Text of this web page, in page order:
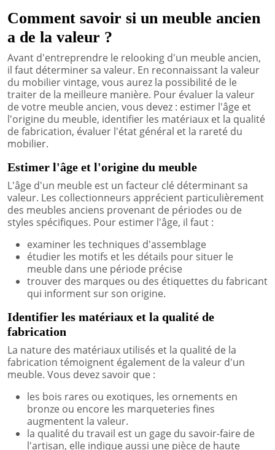
Comment savoir si un meuble ancien
a de la valeur ?
Avant d'entreprendre le relooking d'un meuble ancien,
il faut déterminer sa valeur. En reconnaissant la valeur
du mobilier vintage, vous aurez la possibilité de le
traiter de la meilleure manière. Pour évaluer la valeur
de votre meuble ancien, vous devez : estimer l'âge et
l'origine du meuble, identifier les matériaux et la qualité
de fabrication, évaluer l'état général et la rareté du
mobilier.
Estimer l'âge et l'origine du meuble
L'âge d'un meuble est un facteur clé déterminant sa
valeur. Les collectionneurs apprécient particulièrement
des meubles anciens provenant de périodes ou de
styles spécifiques. Pour estimer l'âge, il faut :
examiner les techniques d'assemblage
étudier les motifs et les détails pour situer le
meuble dans une période précise
trouver des marques ou des étiquettes du fabricant
qui informent sur son origine.
Identifier les matériaux et la qualité de
fabrication
La nature des matériaux utilisés et la qualité de la
fabrication témoignent également de la valeur d'un
meuble. Vous devez savoir que :
les bois rares ou exotiques, les ornements en
bronze ou encore les marqueteries fines
augmentent la valeur.
la qualité du travail est un gage du savoir-faire de
l'artisan, elle indique aussi une pièce de haute